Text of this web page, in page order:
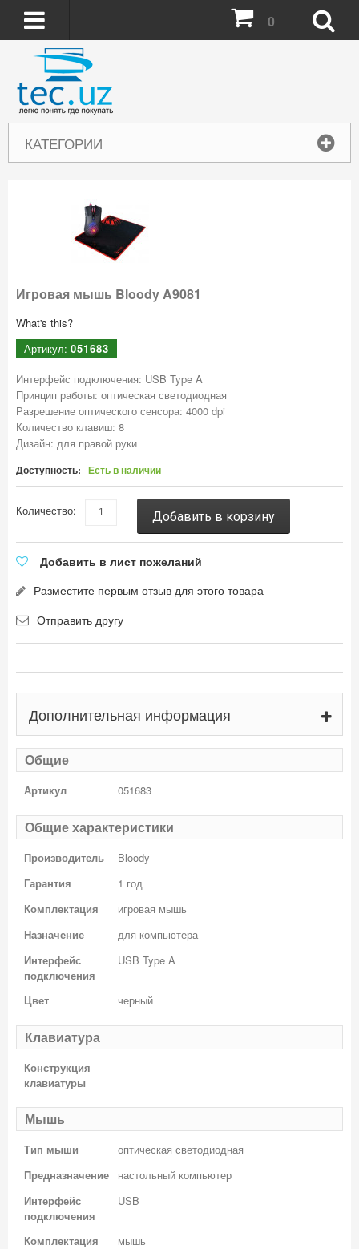
КАТЕГОРИИ
0
Игровая мышь Bloody A9081
What's this?
Артикул: 051683
Интерфейс подключения: USB Type A
Принцип работы: оптическая светодиодная
Разрешение оптического сенсора: 4000 dpi
Количество клавиш: 8
Дизайн: для правой руки
Доступность: Есть в наличии
Количество: Добавить в корзину
Добавить в лист пожеланий
Разместите первым отзыв для этого товара
Отправить другу
Дополнительная информация
Общие
Артикул 051683
Общие характеристики
Производитель
Bloody
Гарантия
1 год
Комплектация
игровая мышь
Назначение
для компьютера
Интерфейс
подключения
USB Type A
Цвет черный
Клавиатура
Конструкция
клавиатуры
---
Мышь
Тип мыши
оптическая светодиодная
Предназначение
настольный компьютер
Интерфейс
подключения
USB
Комплектация
мышь